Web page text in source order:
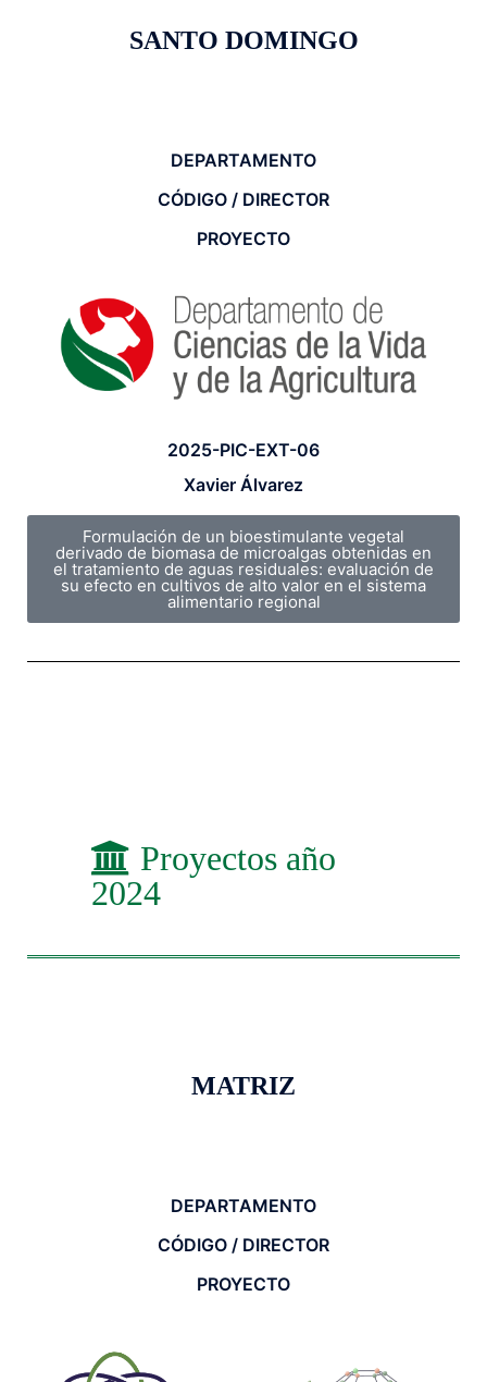
SANTO DOMINGO
DEPARTAMENTO
CÓDIGO / DIRECTOR
PROYECTO
2025-PIC-EXT-06
Xavier Álvarez
Formulación de un bioestimulante vegetal
derivado de biomasa de microalgas obtenidas en
el tratamiento de aguas residuales: evaluación de
su efecto en cultivos de alto valor en el sistema
alimentario regional
Proyectos año
2024
MATRIZ
DEPARTAMENTO
CÓDIGO / DIRECTOR
PROYECTO